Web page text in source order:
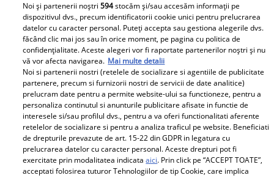
Observator News
Dronă doborâtă în premieră
deasupra României. A fost lovită
Noi și partenerii noștri594stocăm și/sau accesăm informații pe
dispozitivul dvs., precum identificatorii cookie unici pentru prelucrarea
datelor cu caracter personal. Puteți accepta sau gestiona alegerile dvs.
făcând clic mai jos sau în orice moment, pe pagina cu politica de
confidențialitate. Aceste alegeri vor fi raportate partenerilor noștri și nu
vă vor afecta navigarea. Mai multe detalii
Noi si partenerii nostri (retelele de socializare si agentiile de publicitate
partenere, precum si furnizorii nostri de servicii de date analitice)
prelucram date pentru a permite website-ului sa functioneze, pentru a
personaliza continutul si anunturile publicitare afisate in functie de
interesele si/sau profilul dvs., pentru a va oferi functionalitati aferente
retelelor de socializare si pentru a analiza traficul pe website. Beneficiati
de drepturile prevazute de art. 15-22 din GDPR in legatura cu
prelucrarea datelor cu caracter personal. Aceste drepturi pot fi
exercitate prin modalitatea indicataaici. Prin click pe “ACCEPT TOATE”,
acceptati folosirea tuturor Tehnologiilor de tip Cookie, care implica